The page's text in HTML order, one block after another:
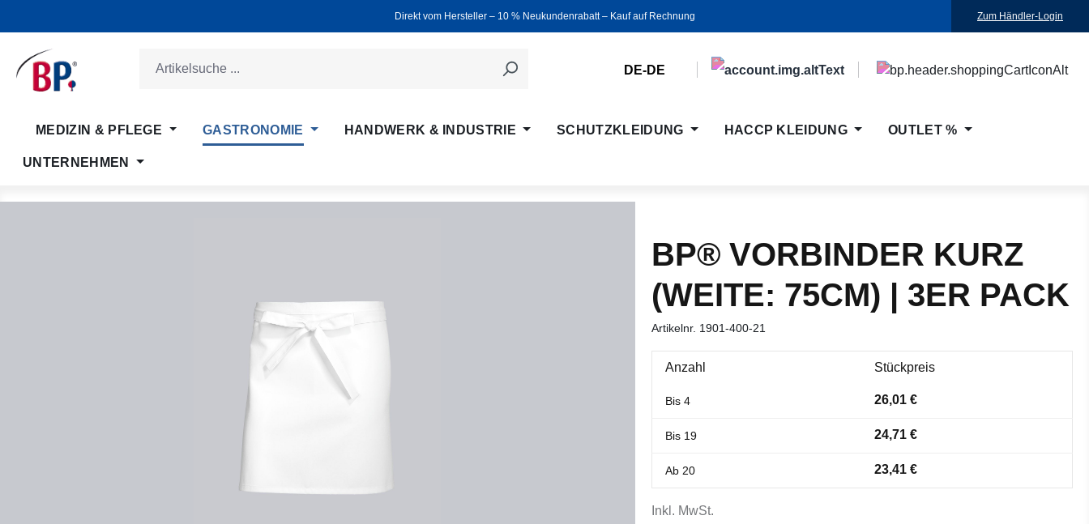
Direkt vom Hersteller ‒ 10 % Neukundenrabatt ‒ Kauf auf Rechnung Zum Händler-Login
DE-DE
MEDIZIN & PFLEGE GASTRONOMIE HANDWERK & INDUSTRIE SCHUTZKLEIDUNG HACCP KLEIDUNG OUTLET %
UNTERNEHMEN
BP® VORBINDER KURZ
(WEITE: 75CM) | 3ER PACK
Artikelnr. 1901-400-21
Anzahl Stückpreis
Bis 4 26,01 €
Bis 19 24,71 €
Ab 20 23,41 €
Inkl. MwSt.